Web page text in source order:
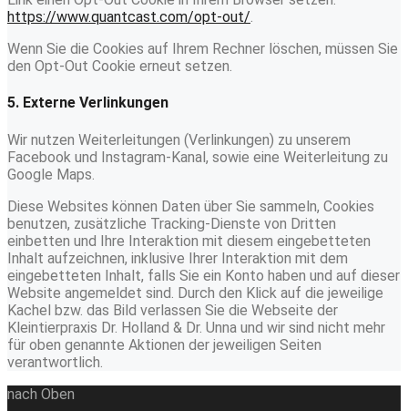
https://www.quantcast.com/opt-out/.
Wenn Sie die Cookies auf Ihrem Rechner löschen, müssen Sie
den Opt-Out Cookie erneut setzen.
5. Externe Verlinkungen
Wir nutzen Weiterleitungen (Verlinkungen) zu unserem
Facebook und Instagram-Kanal, sowie eine Weiterleitung zu
Google Maps.
Diese Websites können Daten über Sie sammeln, Cookies
benutzen, zusätzliche Tracking-Dienste von Dritten
einbetten und Ihre Interaktion mit diesem eingebetteten
Inhalt aufzeichnen, inklusive Ihrer Interaktion mit dem
eingebetteten Inhalt, falls Sie ein Konto haben und auf dieser
Website angemeldet sind. Durch den Klick auf die jeweilige
Kachel bzw. das Bild verlassen Sie die Webseite der
Kleintierpraxis Dr. Holland & Dr. Unna und wir sind nicht mehr
für oben genannte Aktionen der jeweiligen Seiten
verantwortlich.
nach Oben